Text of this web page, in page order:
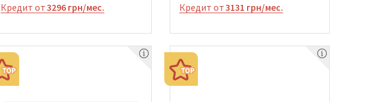
Кредит от3296 грн/мес. Кредит от3131 грн/мес.